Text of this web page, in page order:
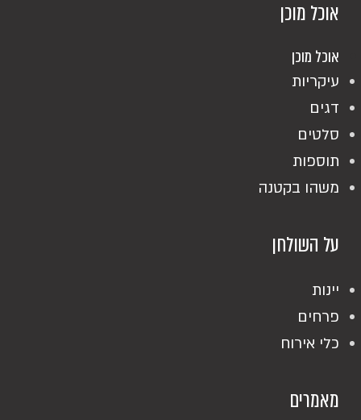
מאמרים
על השולחן
יינות
פרחים
כלי אירוח
אוכל מוכן
אוכל מוכן
עיקריות
דגים
סלטים
תוספות
משהו בקטנה